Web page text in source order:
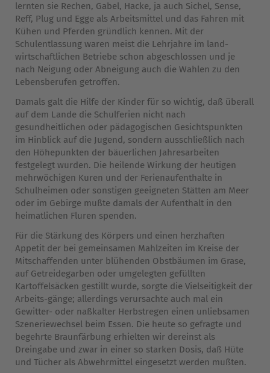
lernten sie Rechen, Gabel, Hacke, ja auch Sichel, Sense,
Reff, Plug und Egge als Arbeitsmittel und das Fahren mit
Kühen und Pferden gründlich kennen. Mit der
Schulentlassung waren meist die Lehrjahre im land-
wirtschaftlichen Betriebe schon abgeschlossen und je
nach Neigung oder Abneigung auch die Wahlen zu den
Lebensberufen getroffen.
Damals galt die Hilfe der Kinder für so wichtig, daß überall
auf dem Lande die Schulferien nicht nach
gesundheitlichen oder pädagogischen Gesichtspunkten
im Hinblick auf die Jugend, sondern ausschließlich nach
den Höhepunkten der bäuerlichen Jahresarbeiten
festgelegt wurden. Die heilende Wirkung der heutigen
mehrwöchigen Kuren und der Ferienaufenthalte in
Schulheimen oder sonstigen geeigneten Stätten am Meer
oder im Gebirge mußte damals der Aufenthalt in den
heimatlichen Fluren spenden.
Für die Stärkung des Körpers und einen herzhaften
Appetit der bei gemeinsamen Mahlzeiten im Kreise der
Mitschaffenden unter blühenden Obstbäumen im Grase,
auf Getreidegarben oder umgelegten gefüllten
Kartoffelsäcken gestillt wurde, sorgte die Vielseitigkeit der
Arbeits-gänge; allerdings verursachte auch mal ein
Gewitter- oder naßkalter Herbstregen einen unliebsamen
Szeneriewechsel beim Essen. Die heute so gefragte und
begehrte Braunfärbung erhielten wir dereinst als
Dreingabe und zwar in einer so starken Dosis, daß Hüte
und Tücher als Abwehrmittel eingesetzt werden mußten.